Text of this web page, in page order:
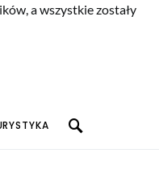
a wszystkie zostały